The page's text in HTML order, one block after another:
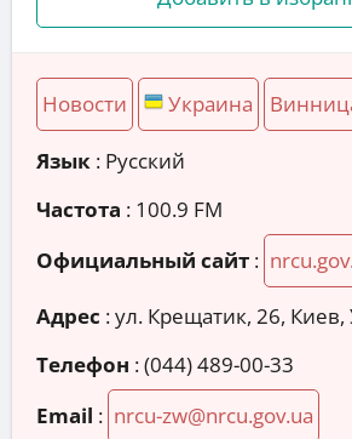
Новости Украина
Язык : Русский
Частота : 100.9 FM
Официальный сайт :
Адрес :ул. Крещатик, 26, Киев,
Телефон :(044) 489-00-33
Email : nrcu-zw@nrcu.gov.ua